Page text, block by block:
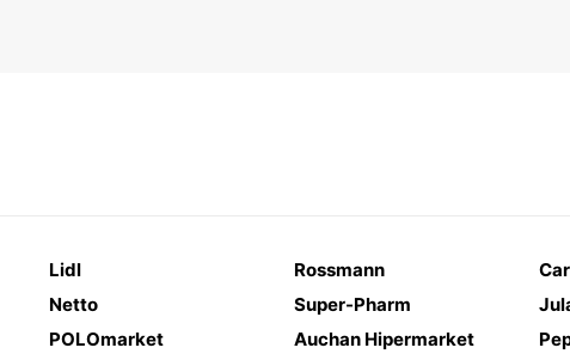
Lidl Rossmann
Netto Super-Pharm
POLOmarket Auchan Hipermarket